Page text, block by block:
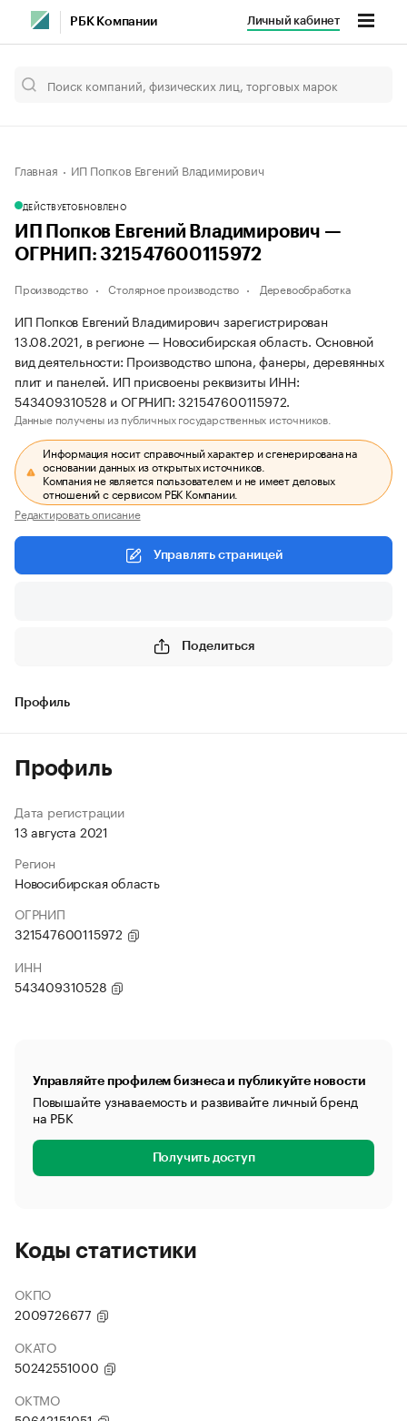
РБК Компании Личный кабинет
Главная ИП Попков Евгений Владимирович
ДЕЙСТВУЕТОБНОВЛЕНО
ИП Попков Евгений Владимирович —
ОГРНИП: 321547600115972
Производство Столярное производство Деревообработка
ИП Попков Евгений Владимирович зарегистрирован
13.08.2021, в регионе — Новосибирская область. Основной
вид деятельности: Производство шпона, фанеры, деревянных
плит и панелей. ИП присвоены реквизиты ИНН:
543409310528 и ОГРНИП: 321547600115972.
Данные получены из публичных государственных источников.
Информация носит справочный характер и сгенерирована на
основании данных из открытых источников.
Компания не является пользователем и не имеет деловых
отношений с сервисом РБК Компании.
Редактировать описание
Управлять страницей
Поделиться
Профиль
Профиль
Дата регистрации
13 августа 2021
Регион
Новосибирская область
ОГРНИП
321547600115972
ИНН
543409310528
Управляйте профилем бизнеса и публикуйте новости
Повышайте узнаваемость и развивайте личный бренд
на РБК
Получить доступ
Коды статистики
ОКПО
2009726677
ОКАТО
50242551000
ОКТМО